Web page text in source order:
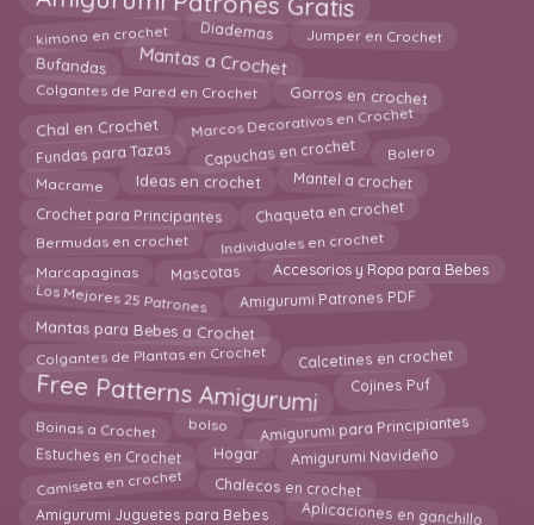
kimono en crochet Diademas Jumper en Crochet
Bufandas Mantas a Crochet
Colgantes de Pared en Crochet Gorros en crochet
Chal en Crochet Marcos Decorativos en Crochet
Fundas para Tazas Capuchas en crochet Bolero
Macrame Ideas en crochet Mantel a crochet
Crochet para Principantes Chaqueta en crochet
Bermudas en crochet Individuales en crochet
Marcapaginas Mascotas Accesorios y Ropa para Bebes
Los Mejores 25 Patrones Amigurumi Patrones PDF
Mantas para Bebes a Crochet
Colgantes de Plantas en Crochet Calcetines en crochet
Free Patterns Amigurumi Cojines Puf
Boinas a Crochet bolso Amigurumi para Principiantes
Estuches en Crochet Hogar Amigurumi Navideño
Camiseta en crochet Chalecos en crochet
Amigurumi Juguetes para Bebes Aplicaciones en ganchillo